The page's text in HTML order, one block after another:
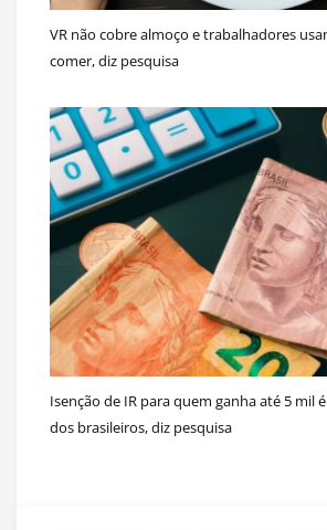
VR não cobre almoço e trabalhadores
comer, diz pesquisa
Isenção de IR para quem ganha até 5 mil
dos brasileiros, diz pesquisa